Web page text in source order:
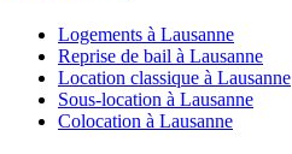
Logements à Lausanne
Reprise de bail à Lausanne
Location classique à Lausanne
Sous-location à Lausanne
Colocation à Lausanne